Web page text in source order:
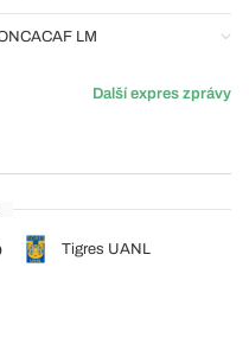
LM
Další expres zprávy
Tigres UANL